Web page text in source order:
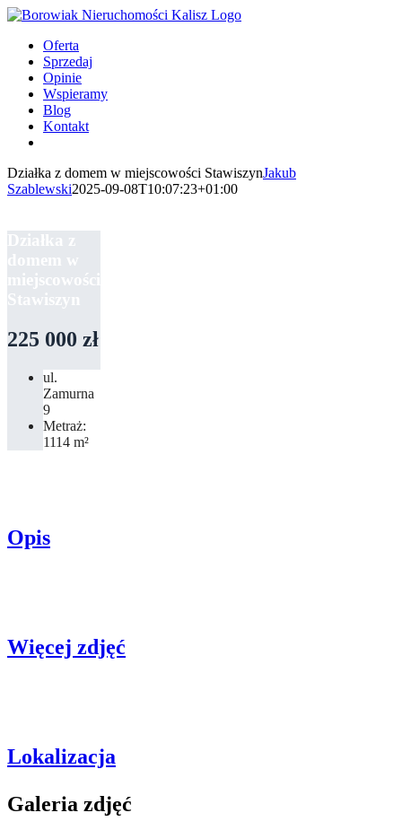
Przejdź
zawartości
Oferta
Sprzedaj
Opinie
Wspieramy
Blog
Kontakt
Działka z domem w miejscowości StawiszynJakub
Szablewski2025-09-08T10:07:23+01:00
Działka z
domem w
miejscowości
Stawiszyn
225 000 zł
ul.
Zamurna
9
Metraż:
1114 m²
Opis
Więcej zdjęć
Lokalizacja
Galeria zdjęć